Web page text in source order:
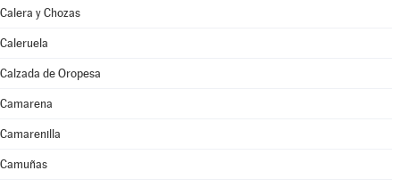
Calera y Chozas
Caleruela
Calzada de Oropesa
Camarena
Camarenilla
Camuñas